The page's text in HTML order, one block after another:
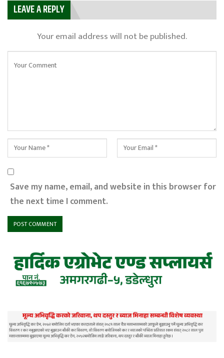
LEAVE A REPLY
Your email address will not be published.
Save my name, email, and website in this browser for
the next time I comment.